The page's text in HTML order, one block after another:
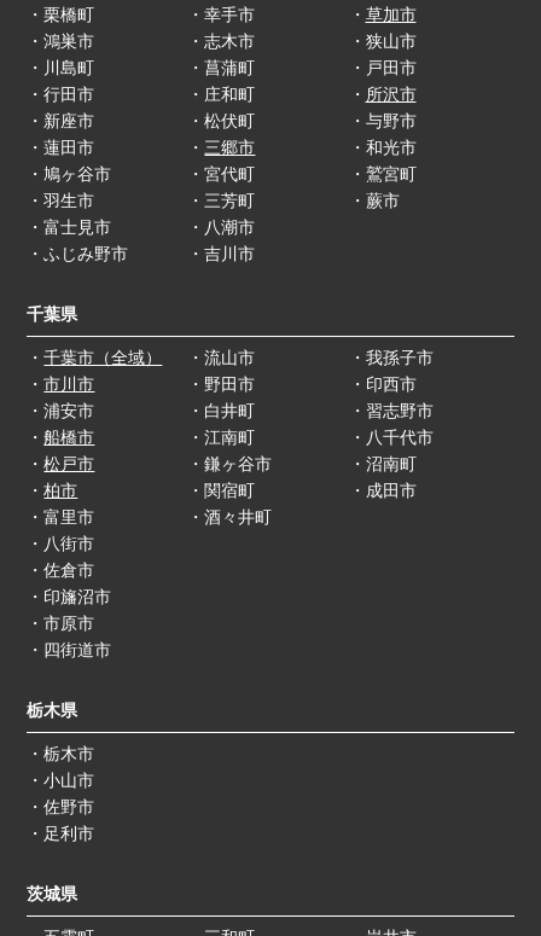
・栗橋町
・鴻巣市
・川島町
・行田市
・幸手市
・志木市
・菖蒲町
・庄和町
・ 草加市
・狭山市
・戸田市
・ 所沢市
・新座市
・蓮田市
・鳩ヶ谷市
・羽生市
・富士見市
・ふじみ野市
・松伏町
・ 三郷市
・宮代町
・三芳町
・八潮市
・吉川市
・与野市
・和光市
・鷲宮町
・蕨市
千葉県
・千葉市（全域）
・市川市
・浦安市
・船橋市
・松戸市
・柏市
・流山市
・野田市
・白井町
・江南町
・鎌ヶ谷市
・関宿町
・我孫子市
・印西市
・習志野市
・八千代市
・沼南町
・成田市
・富里市
・八街市
・佐倉市
・印旛沼市
・市原市
・四街道市
・酒々井町
栃木県
・栃木市
・小山市
・佐野市
・足利市
茨城県